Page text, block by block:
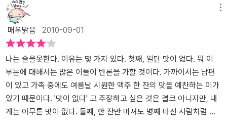
질문에 저는 한 마디도 제대로 응답할 수 없더군요.무슨 수프,고기와
어떤 술을 주문할 것인지,음악 신청을 무엇으로 할 것인지...!받아놓은
장미꽃다발도 친절한 상대방도 안개에 싸인 듯 어룽거릴 뿐이었습니
다.우수한 사회인이 되기란 참으로 어렵구나 하는 걸 알아차렸어요.
학교 공부 말고도 이 세상엔 배울 것 천지라는 걸 깨달았구요.지금은
초보 직장인인 당신이 최고의 매너와 상식을 예비해둔다면 반드시 조
만간 그 수준에 걸맞는 자리가 주어지겠지요.ㅎㅎ정말이지 이 책은
와인의 모든 것을 차근차근 가르쳐줍니다.풍부한 컬러 자료들이 보는
이의 이해를 도와주구요.참으로 맑은 아침입니다. 저는 벌써 달걀들
매우맑음 2010-09-01
나는 술을못한다. 이유는 몇 가지 있다. 첫째, 일단 맛이 없다. 뭐 이
부분에 대해서는 많은 이들이 반론을 가할 것이다. 가까이서는 남편
이 있고 가족 중에도 여름날 시원한 맥주 한 잔의 맛을 예찬하는 이가
있기 때문이다. '맛이 없다' 고 주장하고 싶은 것은 결코 아니지만, 내
게는 아무튼 맛이 없다. 둘째, 한 잔만 마셔도 병째 마신 사람처럼 얼